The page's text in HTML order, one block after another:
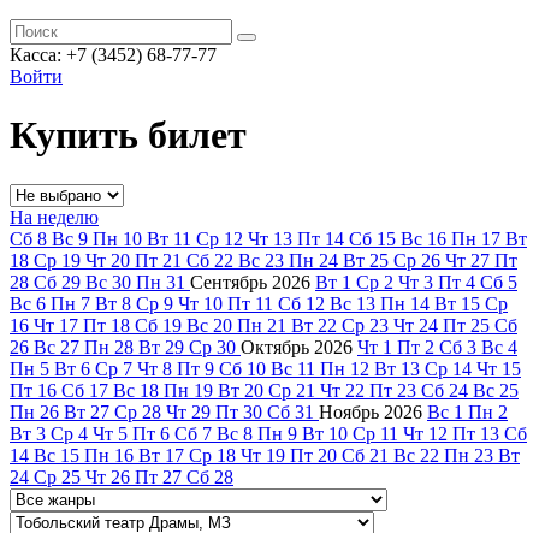
Касса: +7 (3452) 68-77-77
Войти
Купить билет
На неделю
Сб 8 Вс 9 Пн 10 Вт 11 Ср 12 Чт 13 Пт 14 Сб 15 Вс 16 Пн 17 Вт
18 Ср 19 Чт 20 Пт 21 Сб 22 Вс 23 Пн 24 Вт 25 Ср 26 Чт 27 Пт
28 Сб 29 Вс 30 Пн 31 Сентябрь 2026 Вт 1 Ср 2 Чт 3 Пт 4 Сб 5
Вс 6 Пн 7 Вт 8 Ср 9 Чт 10 Пт 11 Сб 12 Вс 13 Пн 14 Вт 15 Ср
16 Чт 17 Пт 18 Сб 19 Вс 20 Пн 21 Вт 22 Ср 23 Чт 24 Пт 25 Сб
26 Вс 27 Пн 28 Вт 29 Ср 30 Октябрь 2026 Чт 1 Пт 2 Сб 3 Вс 4
Пн 5 Вт 6 Ср 7 Чт 8 Пт 9 Сб 10 Вс 11 Пн 12 Вт 13 Ср 14 Чт 15
Пт 16 Сб 17 Вс 18 Пн 19 Вт 20 Ср 21 Чт 22 Пт 23 Сб 24 Вс 25
Пн 26 Вт 27 Ср 28 Чт 29 Пт 30 Сб 31 Ноябрь 2026 Вс 1 Пн 2
Вт 3 Ср 4 Чт 5 Пт 6 Сб 7 Вс 8 Пн 9 Вт 10 Ср 11 Чт 12 Пт 13 Сб
14 Вс 15 Пн 16 Вт 17 Ср 18 Чт 19 Пт 20 Сб 21 Вс 22 Пн 23 Вт
24 Ср 25 Чт 26 Пт 27 Сб 28